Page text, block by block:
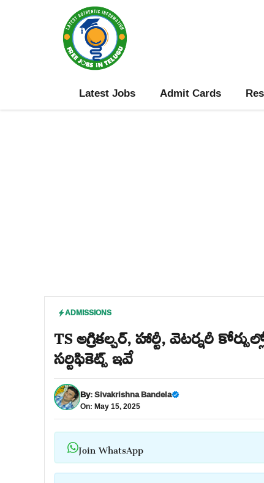
Latest Jobs Admit Cards
ADMISSIONS
TS అగ్రికల్చర్, హార్టీ, వెటర్నరీ
సర్టిఫికెట్స్ ఇవే
By:Sivakrishna Bandela
On: May 15, 2025
Join WhatsApp